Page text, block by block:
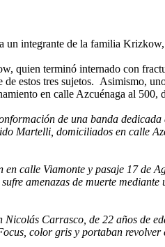
integrante de la familia
quien terminó internado con
estos tres sujetos. Asimismo,
en calle Azcuénaga al 500,
de una banda
Martelli, domiciliados en calle
calle Viamonte y pasaje 17 de
amenazas de muerte
Carrasco, de 22 años
color gris y portaban